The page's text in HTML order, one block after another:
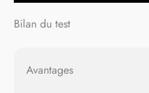
Bilan du test
Avantages